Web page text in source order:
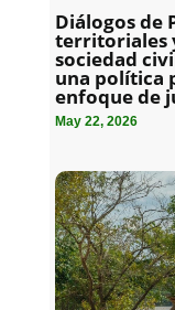
Diálogos de
territoriales
sociedad
una política
enfoque de
May 22, 2026